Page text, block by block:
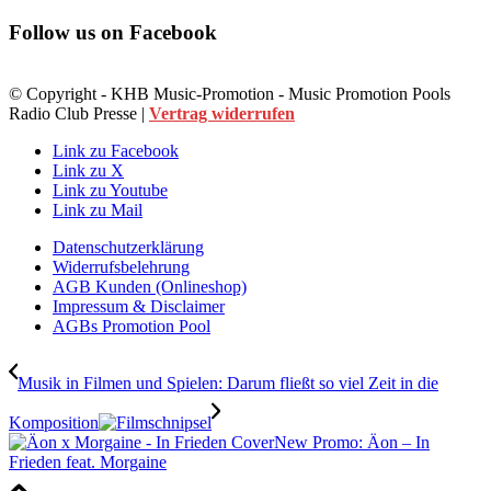
Follow us on Facebook
© Copyright - KHB Music-Promotion - Music Promotion Pools
Radio Club Presse | Vertrag widerrufen
Link zu Facebook
Link zu X
Link zu Youtube
Link zu Mail
Datenschutzerklärung
Widerrufsbelehrung
AGB Kunden (Onlineshop)
Impressum & Disclaimer
AGBs Promotion Pool
Musik in Filmen und Spielen: Darum fließt so viel Zeit in die
Komposition
New Promo: Äon – In
Frieden feat. Morgaine